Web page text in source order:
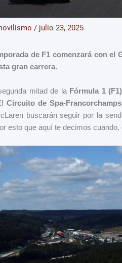
/ julio 23, 2025
de F1 comenzará con el
gran carrera.
mitad de la Fórmula 1 (F1)
Circuito de Spa-Francorchamps
buscarán seguir por la
esto que aquí te decimos